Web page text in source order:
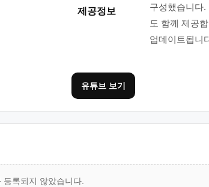
제공정보
구성했습니다.
도 함께 제공
업데이트됩니
유튜브 보기
록되지 않았습니다.